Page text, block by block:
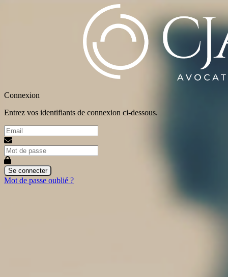
Connexion
Entrez vos identifiants de connexion ci-dessous.
Se connecter
Mot de passe oublié ?